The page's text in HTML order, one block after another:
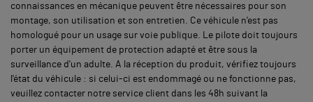
connaissances en mécanique peuvent être nécessaires pour son
montage, son utilisation et son entretien. Ce véhicule n'est pas
homologué pour un usage sur voie publique. Le pilote doit toujours
porter un équipement de protection adapté et être sous la
surveillance d'un adulte. A la réception du produit, vérifiez toujours
l'état du véhicule : si celui-ci est endommagé ou ne fonctionne pas,
veuillez contacter notre service client dans les 48h suivant la